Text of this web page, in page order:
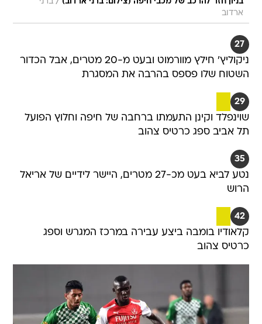
ארדוב
27
ניקוליץ' חילץ מוורמוט ובעט מ-20 מטרים, אבל הכדור
השטוח שלו פספס בהרבה את המסגרת
29
שוינפלד וקינן התעמתו ברחבה של חיפה וחלוץ הפועל
תל אביב ספג כרטיס צהוב
35
נטע לביא בעט מכ-27 מטרים, היישר לידיים של אריאל
הרוש
42
קלאודיו בומבה ביצע עבירה במרכז המגרש וספג
כרטיס צהוב